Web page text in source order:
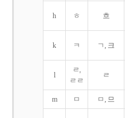
h ㅎ 흐
k ㅋ ㄱ, 크
l
ㄹ,
ㄹㄹ
ㄹ
m ㅁ ㅁ, 므